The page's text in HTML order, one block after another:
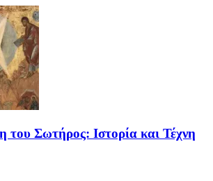
Σωτήρος: Ιστορία και Τέχνη